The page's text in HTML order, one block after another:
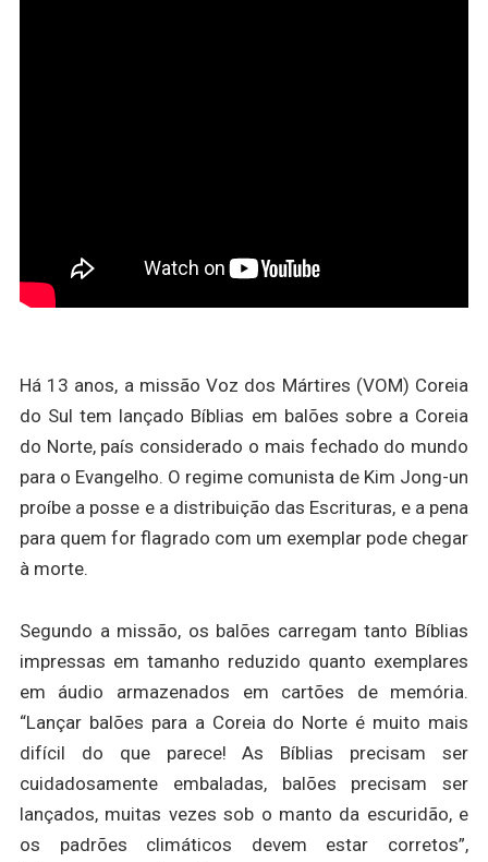
Há 13 anos, a missão Voz dos Mártires (VOM) Coreia
do Sul tem lançado Bíblias em balões sobre a Coreia
do Norte, país considerado o mais fechado do mundo
para o Evangelho. O regime comunista de Kim Jong-un
proíbe a posse e a distribuição das Escrituras, e a pena
para quem for flagrado com um exemplar pode chegar
à morte.
Segundo a missão, os balões carregam tanto Bíblias
impressas em tamanho reduzido quanto exemplares
em áudio armazenados em cartões de memória.
“Lançar balões para a Coreia do Norte é muito mais
difícil do que parece! As Bíblias precisam ser
cuidadosamente embaladas, balões precisam ser
lançados, muitas vezes sob o manto da escuridão, e
os padrões climáticos devem estar corretos”,